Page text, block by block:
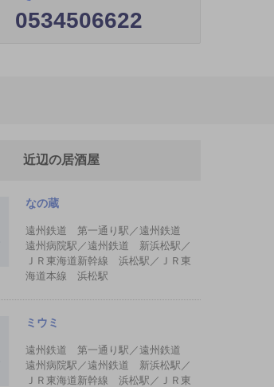
0534506622
近辺の居酒屋
なの蔵
遠州鉄道 第一通り駅／遠州鉄道
遠州病院駅／遠州鉄道 新浜松駅／
ＪＲ東海道新幹線 浜松駅／ＪＲ東
海道本線 浜松駅
ミウミ
遠州鉄道 第一通り駅／遠州鉄道
遠州病院駅／遠州鉄道 新浜松駅／
ＪＲ東海道新幹線 浜松駅／ＪＲ東